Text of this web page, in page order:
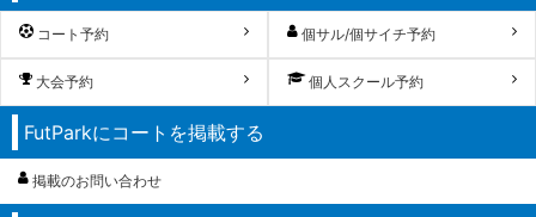
コート予約 個サル/個サイチ予約
大会予約 個人スクール予約
FutParkにコートを掲載する
掲載のお問い合わせ